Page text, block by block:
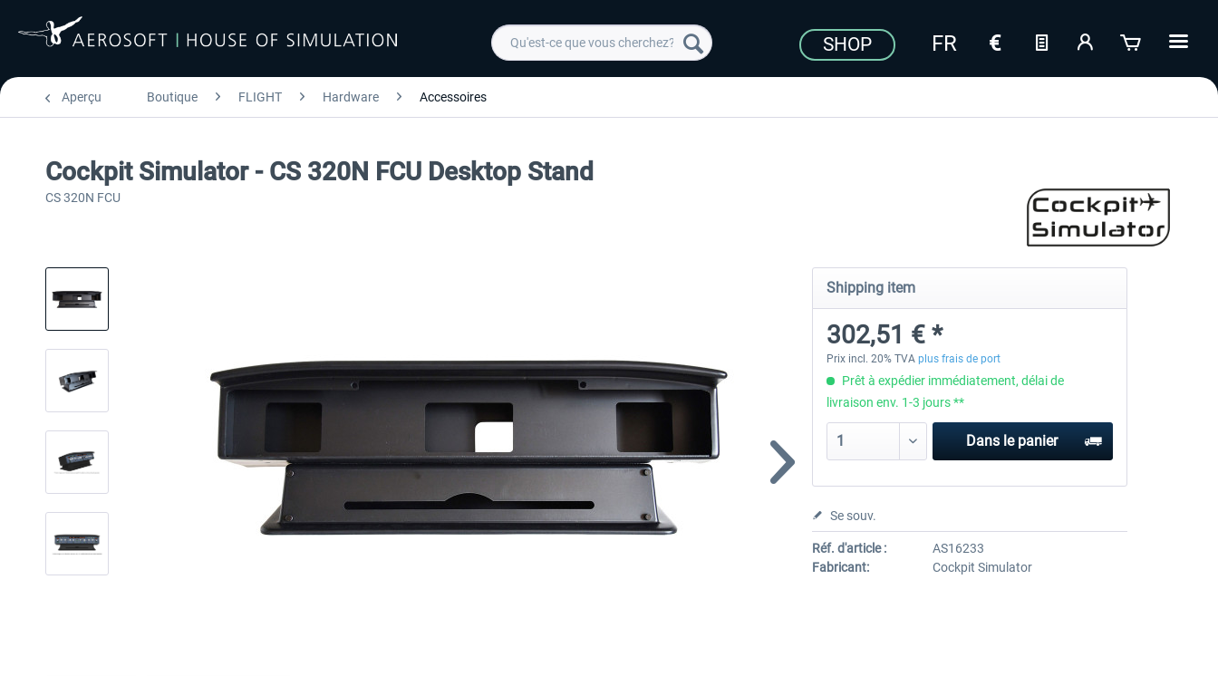
SHOP
Aperçu Boutique FLIGHT Hardware Accessoires
Cockpit Simulator - CS 320N FCU Desktop Stand
CS 320N FCU
Shipping item
302,51 € *
Prix incl. 20% TVA plus frais de port
Prêt à expédier immédiatement, délai de
livraison env. 1-3 jours **
Dans le panier
Se souv.
Réf. d'article :
AS16233
Fabricant:
Cockpit Simulator